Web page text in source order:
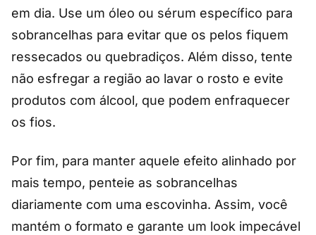
em dia. Use um óleo ou sérum específico para
sobrancelhas para evitar que os pelos fiquem
ressecados ou quebradiços. Além disso, tente
não esfregar a região ao lavar o rosto e evite
produtos com álcool, que podem enfraquecer
os fios.
Por fim, para manter aquele efeito alinhado por
mais tempo, penteie as sobrancelhas
diariamente com uma escovinha. Assim, você
mantém o formato e garante um look impecável